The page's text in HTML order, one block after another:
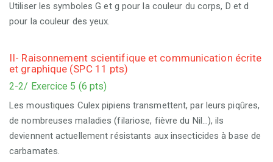
Utiliser les symboles G et g pour la couleur du corps, D et d
pour la couleur des yeux.
II- Raisonnement scientifique et communication écrite
et graphique (SPC 11 pts)
2-2/ Exercice 5 (6 pts)
Les moustiques Culex pipiens transmettent, par leurs piqûres,
de nombreuses maladies(filariose, fièvre du Nil…), ils
deviennent actuellement résistants aux insecticides à base de
carbamates.